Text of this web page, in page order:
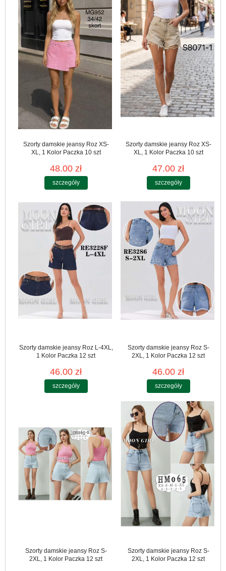
Szorty damskie jeansy Roz XS-
XL, 1 Kolor Paczka 10 szt
48.00 zł
szczegóły
Szorty damskie jeansy Roz XS-
XL, 1 Kolor Paczka 10 szt
47.00 zł
szczegóły
Szorty damskie jeansy Roz L-4XL,
1 Kolor Paczka 12 szt
46.00 zł
szczegóły
Szorty damskie jeansy Roz S-
2XL, 1 Kolor Paczka 12 szt
46.00 zł
szczegóły
Szorty damskie jeansy Roz S-
2XL, 1 Kolor Paczka 12 szt
Szorty damskie jeansy Roz S-
2XL, 1 Kolor Paczka 12 szt